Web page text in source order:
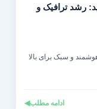
رشد ترافیک و
و سبک برای بالا
ادامه مطلب◀